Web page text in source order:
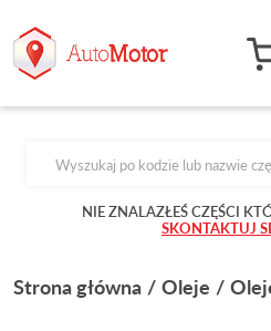
NIE ZNALAZŁEŚ CZĘŚCI
SKONTAKTUJ
Strona główna Oleje